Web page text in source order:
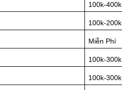
100k-400k
100k-200k
Miễn Phí
100k-300k
100k-300k